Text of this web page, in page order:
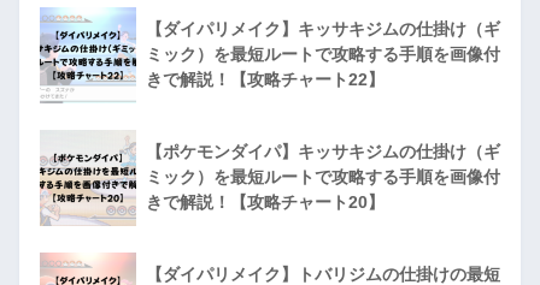
【ダイパリメイク】キッサキジムの仕掛け（ギ
ミック）を最短ルートで攻略する手順を画像付
きで解説！【攻略チャート22】
【ポケモンダイパ】キッサキジムの仕掛け（ギ
ミック）を最短ルートで攻略する手順を画像付
きで解説！【攻略チャート20】
【ダイパリメイク】トバリジムの仕掛けの最短